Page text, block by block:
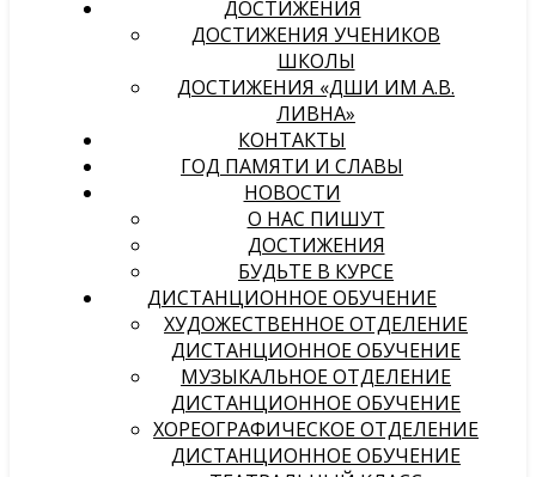
ДОСТИЖЕНИЯ
ДОСТИЖЕНИЯ УЧЕНИКОВ
ШКОЛЫ
ДОСТИЖЕНИЯ «ДШИ ИМ А.В.
ЛИВНА»
КОНТАКТЫ
ГОД ПАМЯТИ И СЛАВЫ
НОВОСТИ
О НАС ПИШУТ
ДОСТИЖЕНИЯ
БУДЬТЕ В КУРСЕ
ДИСТАНЦИОННОЕ ОБУЧЕНИЕ
ХУДОЖЕСТВЕННОЕ ОТДЕЛЕНИЕ
ДИСТАНЦИОННОЕ ОБУЧЕНИЕ
МУЗЫКАЛЬНОЕ ОТДЕЛЕНИЕ
ДИСТАНЦИОННОЕ ОБУЧЕНИЕ
ХОРЕОГРАФИЧЕСКОЕ ОТДЕЛЕНИЕ
ДИСТАНЦИОННОЕ ОБУЧЕНИЕ